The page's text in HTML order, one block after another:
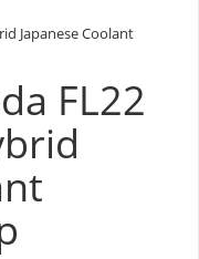
Japanese Coolant
FL22